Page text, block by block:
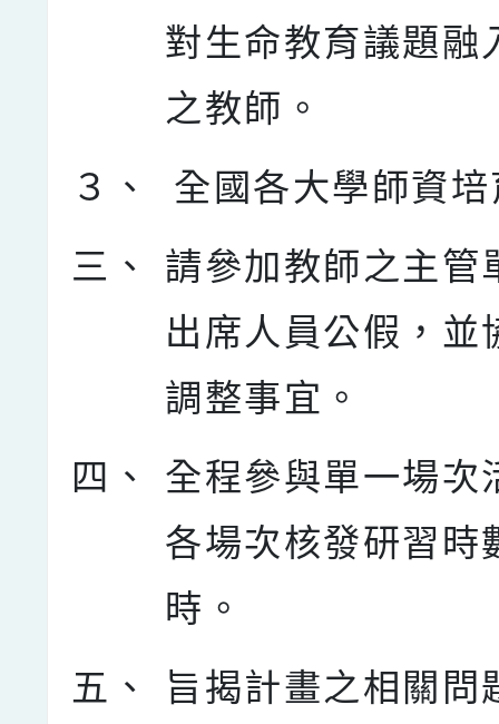
對生命教育議題融
之教師。
３、
全國各大學師資
三、
請參加教師之主管
出席人員公假，並
調整事宜。
四、
全程參與單一場次
各場次核發研習時
時。
五、
旨揭計畫之相關問